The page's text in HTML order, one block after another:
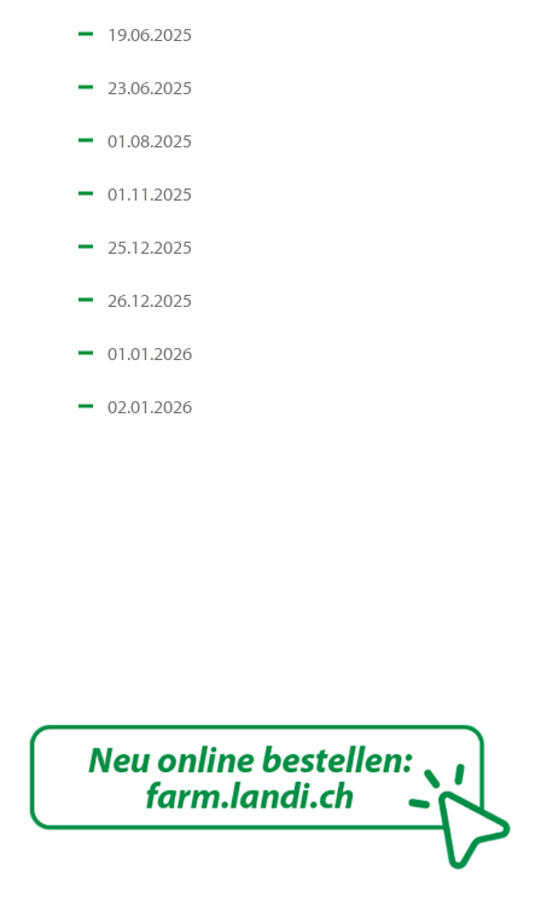
19.06.2025
23.06.2025
01.08.2025
01.11.2025
25.12.2025
26.12.2025
01.01.2026
02.01.2026